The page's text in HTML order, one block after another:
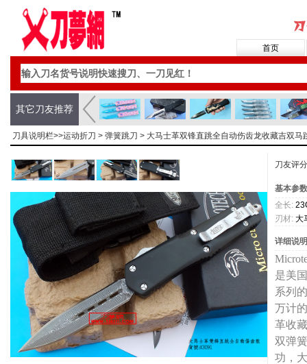
首页
其它刀友推荐
刀具说明栏>>运动折刀 > 弹簧跳刀 > 大马士革双锋直跳全自动伤齿龙收藏吉双马
刀友评
基本参数
全长:
刃材: 大
详细说明
是美
系列
万计
革收
双弹
功，